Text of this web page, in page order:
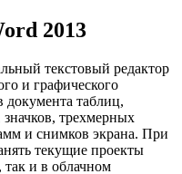
2013
текстовый редактор
и графического
документа таблиц,
трехмерных
и снимков экрана. При
текущие проекты
так и в облачном